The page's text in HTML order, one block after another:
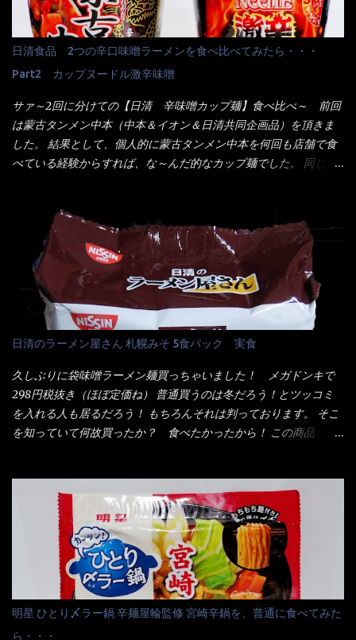
だなぁ～ 因みにガパオ＝ホーリーバジルなのです。 肉は通常チ
キンが多く豚や牛もあります。 肉は挽肉みたいなミンチではな
く、粗挽きの肉になるんです。 それに現地バンコクでは、卵は固
焼きが本来です。 今回はほぼ全熟の目玉焼きで、これは日本風
オタイなのと比べれば薄め？ やっぱり調味料の【スパイスガール
ズ】が必要だナァ～ 笑 私は、ブリッキーヌの粉末をよく掛け辛
く...
メーカーHPから情報を得てみた。 ■原材料 比較（相手に含まれ
て居ない物質を赤色） ☆緑のたぬき 油揚げめん(小麦粉(国内製
造)、そば粉、植物油脂、植物性たん白、食塩、とろろ芋、卵白)、
かやく(小えびてんぷら、 かまぼこ )、添付調味料(砂糖、食塩、し
ょうゆ、魚介エキス、たん白加水分解物、香辛料、ねぎ、香味油
脂)／加工でん粉、調味料(アミノ酸等)、炭酸カルシウム、カラメ
ル色素、リン酸塩(Na)、増粘多糖類、レシチン、酸化防止剤(ビタ
ミンE)、クチナシ色素、ベニコウジ色素、香料、ビタミンB2、ビ
タミンB1、香辛料抽出物、 カロチン色素 、(一部にえび・小麦・
油脂、植物性たん白、食塩、とろろ芋、卵白)、かやく(小えびてん
ぷら)、添付調味料(砂糖、食塩、しょうゆ、魚介エキス、たん白加
水分解物、ねぎ、香辛料、 植物油 、香味油脂)／加工でん粉、調味
料(アミノ酸等)、炭酸カルシウム、カラメル色素、リン酸塩
(Na)、増粘多糖類、レシチン、酸化防止剤(ビタミンE)、クチナシ
色素、香料、ベニコウジ色素、ビタミンB2、ビタミンB1、香辛料
抽出物、(一部にえび・小麦・そば・卵・ さば ・大豆・豚肉・やま
いも・ゼラチンを含む) 材料から見れば、緑のたぬきの方が蒲鉾が
入っている！ あの半円形のヤツね！ それとカロチン色素・・・
さば！？ さばって鯖か？？ サバ読んでないか？？ ■カロリー
比較 緑のたぬき ...
日清食品 2つの辛口味噌ラーメンを食べ比べてみたら・・・
Part2 カップヌードル激辛味噌
サァ～2回に分けての【日清 辛味噌カップ麺】食べ比べ～ 前回
は蒙古タンメン中本（中本＆イオン＆日清共同企画品）を頂きま
した。 結果として、個人的に蒙古タンメン中本を何回も店舗で食
べている経験からすれば、な～んだ的なカップ麺でした。 同じ日
いつきました。 見た目は、炎のシルエットが辛さを醸し出してい
る・・・ でもパッケージに惑わされてはいけない！！ 私はペ
ヤングの【獄激辛焼きそば】を完食した漢だ。 その後の獄激辛カ
レーもな！ 今回、カップヌードル激辛味噌はカップに敢えて辛
さレベルが記載されている。 それはレベル5！ 日清としては最上
位の辛さと云っている訳だ。 昨年モデルも食べてはいるけど、1年
も経つと記憶の彼方に・・・いや歳だから記憶力が、どうのこう
のではない。 記憶に残るだけのインパクトに欠けている商品と
云う事（当時） 開封すると・・・ 小袋なんてありゃしない！ カ
ップヌードルは基本蓋開けて、熱湯を注ぐだけで出来る！それが
デビュー時からの最大のポイント。 だから粉末スープの具も全
部カップの中でカオス状態。 これ特に縦型Bigカップだと、スー
りました～ 熱湯によりカップ内に対流が起こり、表層が泡立っ
ている～ 隣に用意したのが、ホワイトカップ丼型です。 こちら
へ内容物を全て移すのと同時に、スープも満遍なく全体に行き渡
させる。 箸で麺から移動させ、具とスープは最後に移すとこうな
りました。 良い感じではないか！ やはり一部粉末スープが縦型
カップの壁面に残っていたので、ぜーんぶ箸等で落としてホワイ
トカップへ。 まずは麺を見ると、カップヌードルとしては太く平
打ちで縮れてます。 ■蒙古タンメン中本の麺 蒙古タンメンの方
日清のラーメン屋さん 札幌みそ 5食パック 実食
久しぶりに袋味噌ラーメン麺買っちゃいました！ メガドンキで
298円税抜き（ほぼ定価ね） 普通買うのは冬だろう！とツッコミ
を入れる人も居るだろう！ もちろんそれは判っております。 そこ
を知っていて何故買ったか？ 食べたかったから！ この商品
てみないといけないじゃん！（知るのが遅い） リニューアル前の
は食べた事あるのよ！でもここ数年は、カップ麺の方が話題性も
品揃えも上じゃん！ だって話題性の無いのを食べても・・・しょ
うが無いじゃん！ 日本で話題性が無いのに、外国の人には尚更ね
ぇ～ 袋麺と云えば【サッポロ一番】と云われる程だが、10年位前
に革新的な袋麺が出た！ それは『マルちゃん正麺』と云われる商
品！！ 生麺感覚～と大御所俳優の役所広司を起用したCMで一躍
有名になりTOPに・・・その後ライバルとして日清から【ラ王】
明星 ひとり〆ラー鍋 辛麺屋輪監修 宮崎辛鍋を、普通に食べてみた
ら・・・